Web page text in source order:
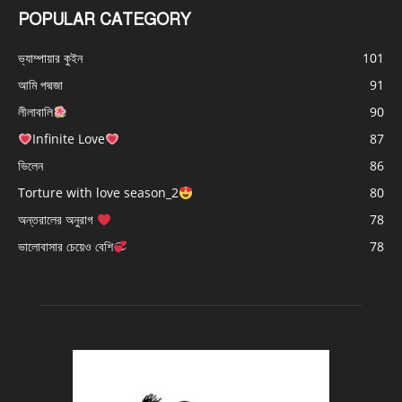
POPULAR CATEGORY
ভ্যাম্পায়ার কুইন
101
আমি পদ্মজা
91
লীলাবালি
90
Infinite Love
87
ভিলেন
86
Torture with love season_2
80
অন্তরালের অনুরাগ
78
ভালোবাসার চেয়েও বেশি
78